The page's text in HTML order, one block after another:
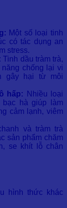
Một số loại tinh
có tác dụng an
stress.
Tinh dầu tràm trà,
chống lại vi
gây hại từ môi
hấp: Nhiều loại
hà giúp làm
cảm lạnh, viêm
và tràm trà
sản phẩm chăm
se khít lỗ chân
hình thức khác